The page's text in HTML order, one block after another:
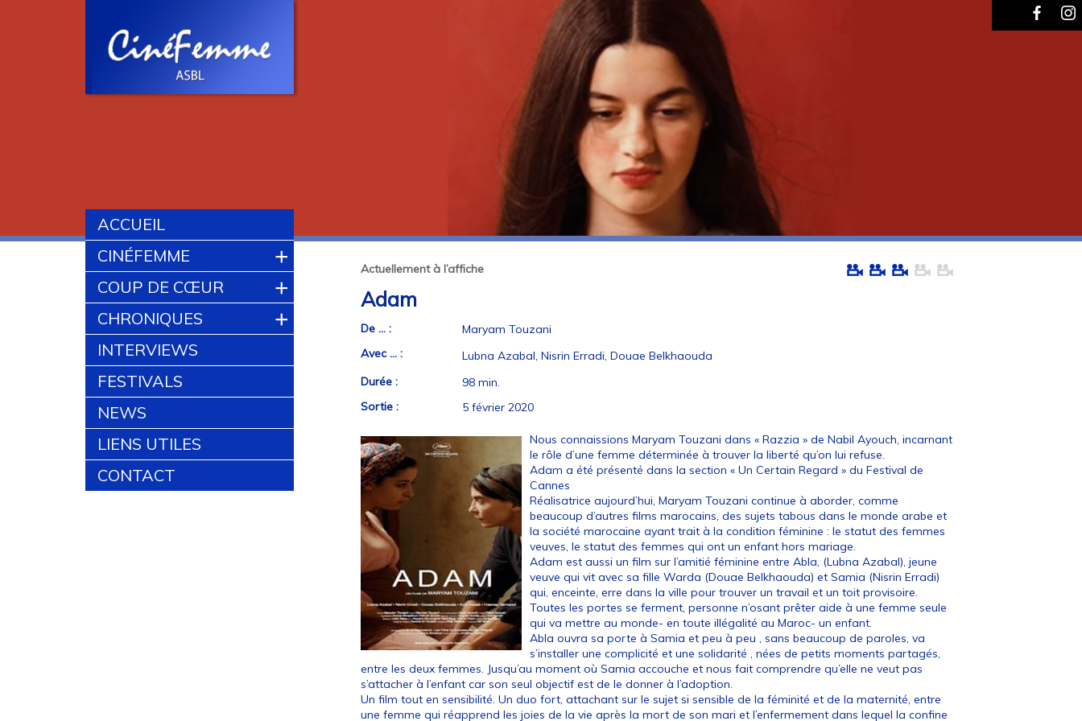
ACCUEIL
CINÉFEMME
+
COUP DE CŒUR +
CHRONIQUES +
INTERVIEWS
FESTIVALS
NEWS
LIENS UTILES
CONTACT
Actuellement à l’affiche
Adam
De ... :
Maryam Touzani
Avec ... :
Lubna Azabal, Nisrin Erradi, Douae Belkhaouda
Durée :
98 min.
Sortie :
5 février 2020
Nous connaissions Maryam Touzani dans « Razzia » de Nabil Ayouch, incarnant
le rôle d’une femme déterminée à trouver la liberté qu’on lui refuse.
Adam a été présenté dans la section « Un Certain Regard » du Festival de
Cannes
Réalisatrice aujourd’hui, Maryam Touzani continue à aborder, comme
beaucoup d’autres films marocains, des sujets tabous dans le monde arabe et
la société marocaine ayant trait à la condition féminine : le statut des femmes
veuves, le statut des femmes qui ont un enfant hors mariage.
Adam est aussi un film sur l’amitié féminine entre Abla, (Lubna Azabal), jeune
veuve qui vit avec sa fille Warda (Douae Belkhaouda) et Samia (Nisrin Erradi)
qui, enceinte, erre dans la ville pour trouver un travail et un toit provisoire.
Toutes les portes se ferment, personne n’osant prêter aide à une femme seule
qui va mettre au monde- en toute illégalité au Maroc- un enfant.
Abla ouvra sa porte à Samia et peu à peu , sans beaucoup de paroles, va
s’installer une complicité et une solidarité , nées de petits moments partagés,
entre les deux femmes. Jusqu’au moment où Samia accouche et nous fait comprendre qu’elle ne veut pas
s’attacher à l’enfant car son seul objectif est de le donner à l’adoption.
Un film tout en sensibilité. Un duo fort, attachant sur le sujet si sensible de la féminité et de la maternité, entre
une femme qui réapprend les joies de la vie après la mort de son mari et l’enfermement dans lequel la confine